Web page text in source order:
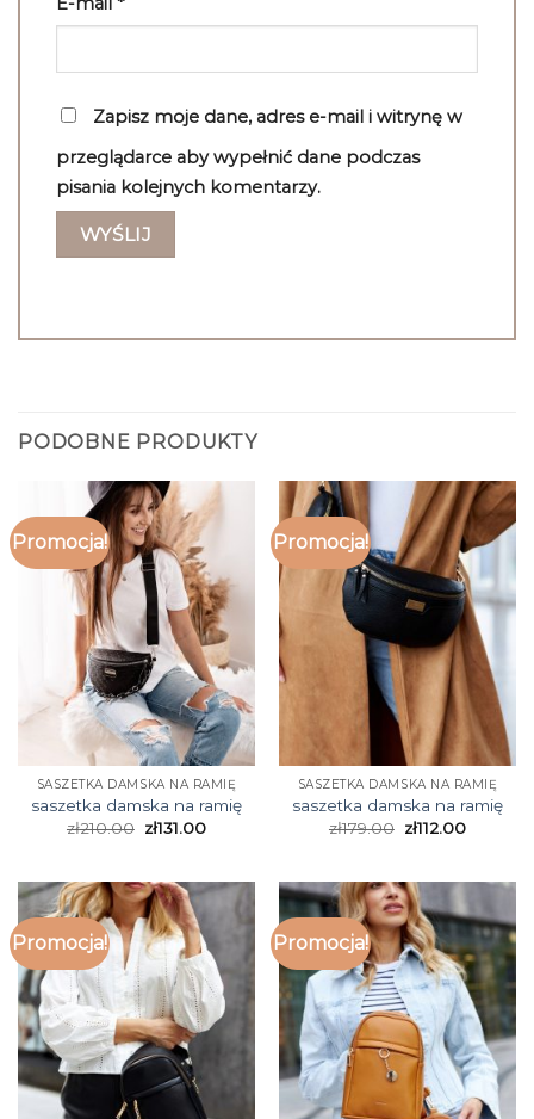
Zapisz moje dane, adres e-mail i witrynę w
przeglądarce aby wypełnić dane podczas
pisania kolejnych komentarzy.
PODOBNE PRODUKTY
Promocja!
SASZETKA DAMSKA NA RAMIĘ
saszetka damska na ramię
zł210.00 zł131.00
Promocja!
SASZETKA DAMSKA NA RAMIĘ
saszetka damska na ramię
zł179.00 zł112.00
Promocja! Promocja!